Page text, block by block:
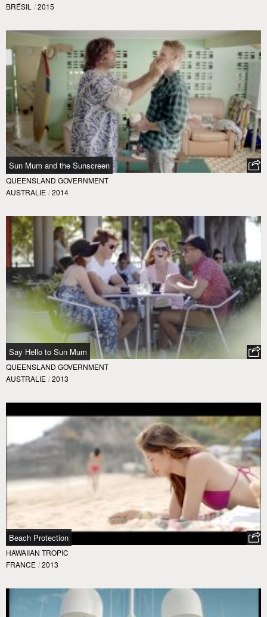
BRÉSIL / 2015
Sun Mum and the Sunscreen
QUEENSLAND GOVERNMENT
AUSTRALIE / 2014
Say Hello to Sun Mum
QUEENSLAND GOVERNMENT
AUSTRALIE / 2013
Beach Protection
HAWAIIAN TROPIC
FRANCE / 2013